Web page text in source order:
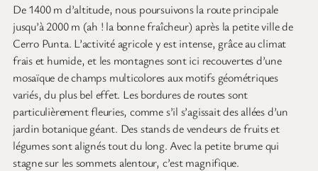
De 1400 m d’altitude, nous poursuivons la route principale
jusqu’à 2000 m (ah ! la bonne fraîcheur) après la petite ville de
Cerro Punta. L’activité agricole y est intense, grâce au climat
frais et humide, et les montagnes sont ici recouvertes d’une
mosaïque de champs multicolores aux motifs géométriques
variés, du plus bel effet. Les bordures de routes sont
particulièrement fleuries, comme s’il s’agissait des allées d’un
jardin botanique géant. Des stands de vendeurs de fruits et
légumes sont alignés tout du long. Avec la petite brume qui
stagne sur les sommets alentour, c’est magnifique.